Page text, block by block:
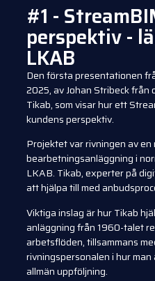
#1 -
perspektiv -
LKAB
Den första presentationen
2025, av Johan Stribeck från
Tikab, som visar hur ett
kundens perspektiv.
Projektet var rivningen av en
bearbetningsanläggning i
LKAB. Tikab, experter på
att hjälpa till med
Viktiga inslag är hur Tikab
anläggning från 1960-talet
arbetsflöden, tillsammans
rivningspersonalen i hur
allmän uppföljning.